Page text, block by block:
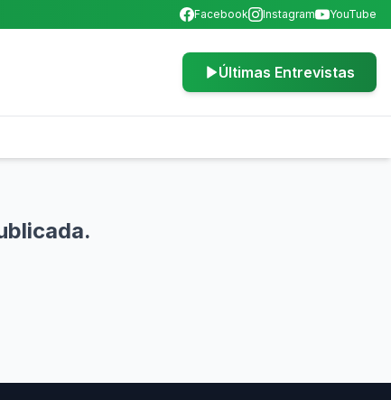
Facebook Instagram YouTube
Últimas Entrevistas